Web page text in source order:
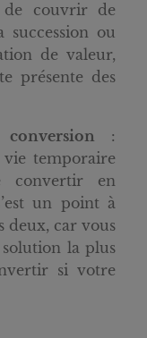
de couvrir de
succession ou
de valeur,
présente des
:
vie temporaire
convertir en
un point à
deux, car vous
la plus
si votre